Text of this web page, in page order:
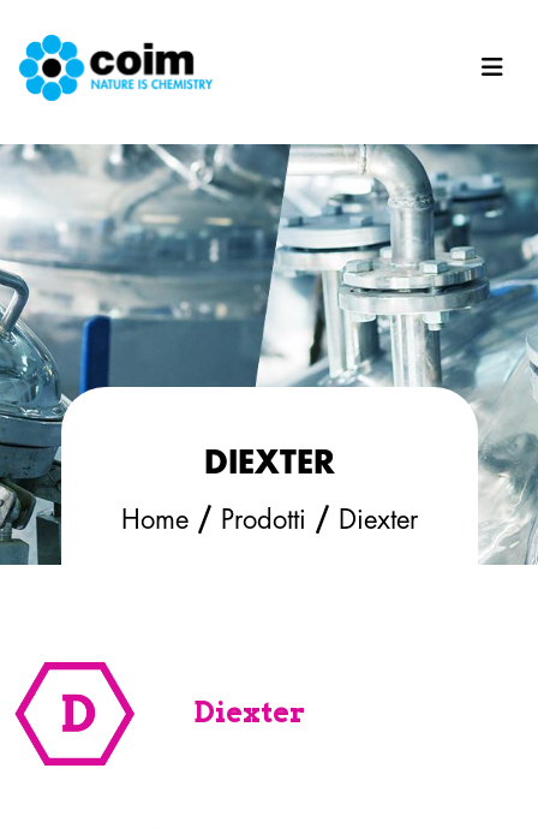
Salta al contenuto principale
DIEXTER
Home/ Prodotti / Diexter
Diexter